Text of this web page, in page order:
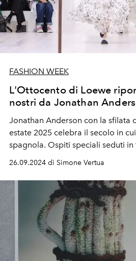
FASHION WEEK
L'Ottocento di Loewe
nostri da Jonathan
Jonathan Anderson con la sfilata
estate 2025 celebra il secolo in
spagnola. Ospiti speciali seduti in
Guadagnino, Jenna Ortega, Jeff
ed Emrata con figlio.
26.09.2024 di Simone Vertua